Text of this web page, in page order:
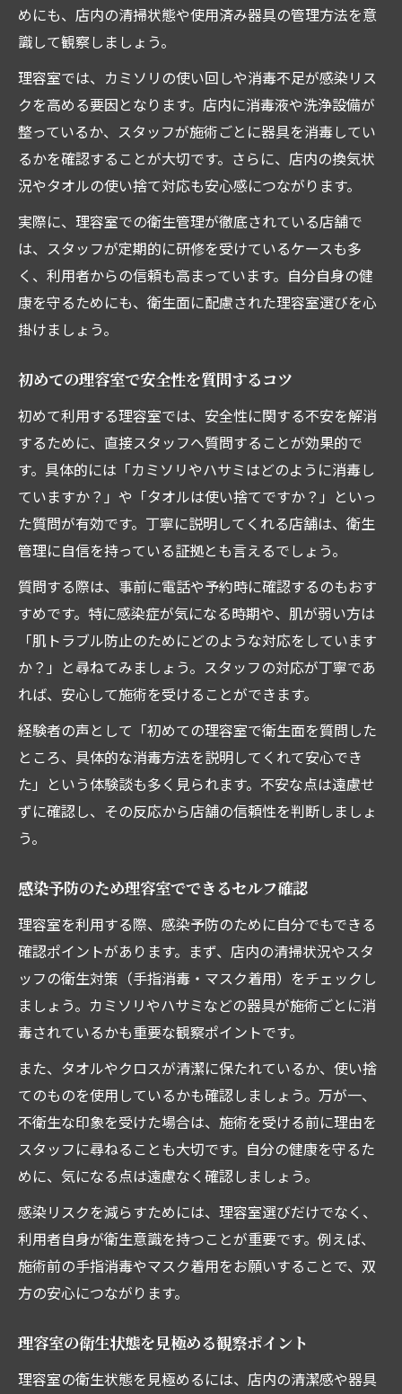
めにも、店内の清掃状態や使用済み器具の管理方法を意
識して観察しましょう。
理容室では、カミソリの使い回しや消毒不足が感染リス
クを高める要因となります。店内に消毒液や洗浄設備が
整っているか、スタッフが施術ごとに器具を消毒してい
るかを確認することが大切です。さらに、店内の換気状
況やタオルの使い捨て対応も安心感につながります。
実際に、理容室での衛生管理が徹底されている店舗で
は、スタッフが定期的に研修を受けているケースも多
く、利用者からの信頼も高まっています。自分自身の健
康を守るためにも、衛生面に配慮された理容室選びを心
掛けましょう。
初めての理容室で安全性を質問するコツ
初めて利用する理容室では、安全性に関する不安を解消
するために、直接スタッフへ質問することが効果的で
す。具体的には「カミソリやハサミはどのように消毒し
ていますか？」や「タオルは使い捨てですか？」といっ
た質問が有効です。丁寧に説明してくれる店舗は、衛生
管理に自信を持っている証拠とも言えるでしょう。
質問する際は、事前に電話や予約時に確認するのもおす
すめです。特に感染症が気になる時期や、肌が弱い方は
「肌トラブル防止のためにどのような対応をしています
か？」と尋ねてみましょう。スタッフの対応が丁寧であ
れば、安心して施術を受けることができます。
経験者の声として「初めての理容室で衛生面を質問した
ところ、具体的な消毒方法を説明してくれて安心でき
た」という体験談も多く見られます。不安な点は遠慮せ
ずに確認し、その反応から店舗の信頼性を判断しましょ
う。
感染予防のため理容室でできるセルフ確認
理容室を利用する際、感染予防のために自分でもできる
確認ポイントがあります。まず、店内の清掃状況やスタ
ッフの衛生対策（手指消毒・マスク着用）をチェックし
ましょう。カミソリやハサミなどの器具が施術ごとに消
毒されているかも重要な観察ポイントです。
また、タオルやクロスが清潔に保たれているか、使い捨
てのものを使用しているかも確認しましょう。万が一、
不衛生な印象を受けた場合は、施術を受ける前に理由を
スタッフに尋ねることも大切です。自分の健康を守るた
めに、気になる点は遠慮なく確認しましょう。
感染リスクを減らすためには、理容室選びだけでなく、
利用者自身が衛生意識を持つことが重要です。例えば、
施術前の手指消毒やマスク着用をお願いすることで、双
方の安心につながります。
理容室の衛生状態を見極める観察ポイント
理容室の衛生状態を見極めるには、店内の清潔感や器具